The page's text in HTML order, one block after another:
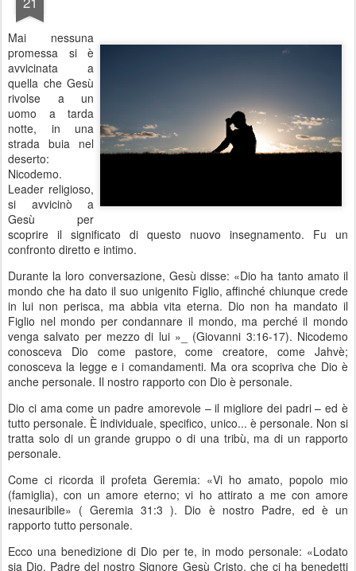
Mai nessuna
promessa si è
avvicinata a
quella che Gesù
rivolse a un
uomo a tarda
notte, in una
strada buia nel
deserto:
Nicodemo.
Leader religioso,
si avvicinò a
Gesù per
scoprire il significato di questo nuovo insegnamento. Fu un
confronto diretto e intimo.
Durante la loro conversazione, Gesù disse: «Dio ha tanto amato il
mondo che ha dato il suo unigenito Figlio, affinché chiunque crede
in lui non perisca, ma abbia vita eterna. Dio non ha mandato il
Figlio nel mondo per condannare il mondo, ma perché il mondo
venga salvato per mezzo di lui »_ (Giovanni 3:16-17). Nicodemo
conosceva Dio come pastore, come creatore, come Jahvè;
conosceva la legge e i comandamenti. Ma ora scopriva che Dio è
anche personale. Il nostro rapporto con Dio è personale.
Dio ci ama come un padre amorevole – il migliore dei padri – ed è
tutto personale. È individuale, specifico, unico... è personale. Non si
tratta solo di un grande gruppo o di una tribù, ma di un rapporto
personale.
Come ci ricorda il profeta Geremia: «Vi ho amato, popolo mio
(famiglia), con un amore eterno; vi ho attirato a me con amore
inesauribile» ( Geremia 31:3 ). Dio è nostro Padre, ed è un
rapporto tutto personale.
Ecco una benedizione di Dio per te, in modo personale: «Lodato
sia Dio, Padre del nostro Signore Gesù Cristo, che ci ha benedetti